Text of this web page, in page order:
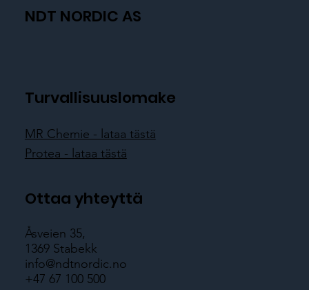
NDT NORDIC AS
Turvallisuuslomake
MR Chemie - lataa tästä
Protea - lataa tästä
Ottaa yhteyttä
Åsveien 35,
1369 Stabekk
info@ndtnordic.no
+47 67 100 500